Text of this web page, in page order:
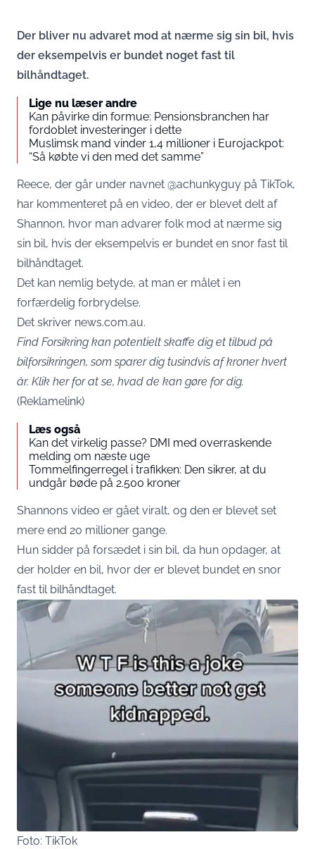
Der bliver nu advaret mod at nærme sig sin bil, hvis
der eksempelvis er bundet noget fast til
bilhåndtaget.
Lige nu læser andre
Kan påvirke din formue: Pensionsbranchen har
fordoblet investeringer i dette
Muslimsk mand vinder 1,4 millioner i Eurojackpot:
“Så købte vi den med det samme”
Reece, der går under navnet @achunkyguy på TikTok,
har kommenteret på en video, der er blevet delt af
Shannon, hvor man advarer folk mod at nærme sig
sin bil, hvis der eksempelvis er bundet en snor fast til
bilhåndtaget.
Det kan nemlig betyde, at man er målet i en
forfærdelig forbrydelse.
Det skriver news.com.au.
Find Forsikring kan potentielt skaffe dig et tilbud på
bilforsikringen, som sparer dig tusindvis af kroner hvert
år. Klik her for at se, hvad de kan gøre for dig.
(Reklamelink)
Læs også
Kan det virkelig passe? DMI med overraskende
melding om næste uge
Tommelfingerregel i trafikken: Den sikrer, at du
undgår bøde på 2.500 kroner
Shannons video er gået viralt, og den er blevet set
mere end 20 millioner gange.
Hun sidder på forsædet i sin bil, da hun opdager, at
der holder en bil, hvor der er blevet bundet en snor
fast til bilhåndtaget.
Foto: TikTok